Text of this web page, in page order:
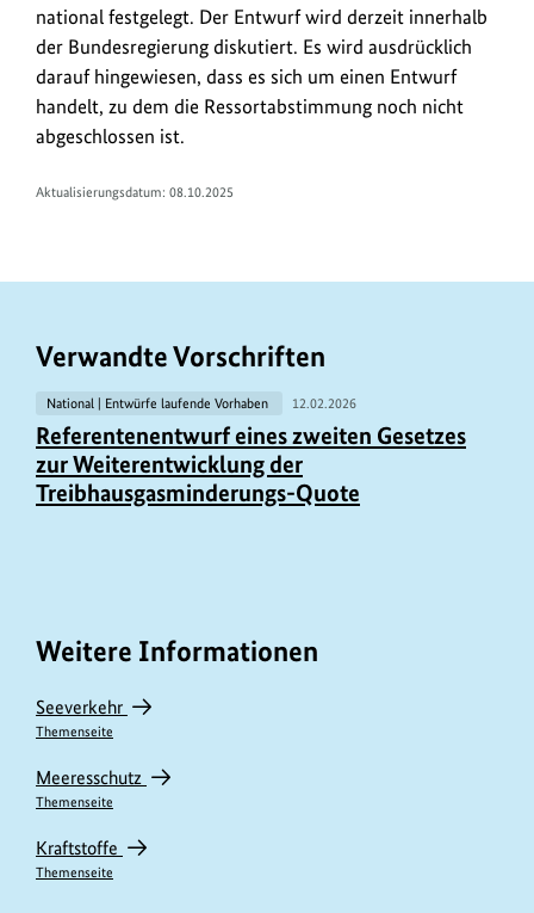
national festgelegt. Der Entwurf wird derzeit innerhalb
der Bundesregierung diskutiert. Es wird ausdrücklich
darauf hingewiesen, dass es sich um einen Entwurf
handelt, zu dem die Ressortabstimmung noch nicht
abgeschlossen ist.
Aktualisierungsdatum: 08.10.2025
Verwandte Vorschriften
National | Entwürfe laufende Vorhaben 12.02.2026
Referentenentwurf eines zweiten Gesetzes
zur Weiterentwicklung der
Treibhausgasminderungs-Quote
Weitere Informationen
Seeverkehr
Themenseite
Meeresschutz
Themenseite
Kraftstoffe
Themenseite